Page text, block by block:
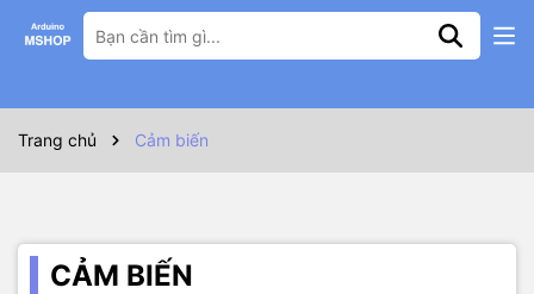
Trang chủ Cảm biến
CẢM BIẾN